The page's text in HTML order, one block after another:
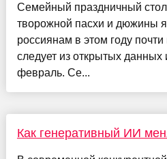
Семейный праздничный стол
творожной пасхи и дюжины
россиянам в этом году
следует из открытых данных
февраль. Се...
Как генеративный ИИ